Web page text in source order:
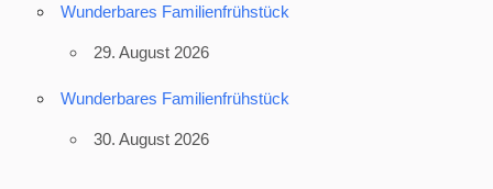
Wunderbares Familienfrühstück
29. August 2026
Wunderbares Familienfrühstück
30. August 2026